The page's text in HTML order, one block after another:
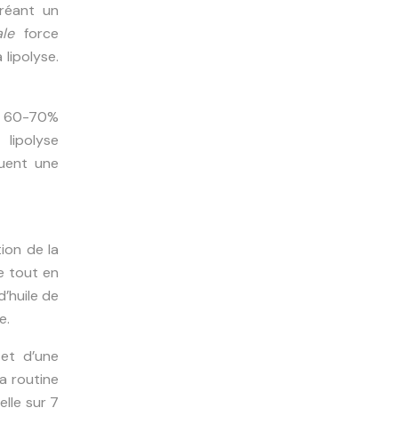
un
force
lipolyse.
60-70%
une
de la
tout en
de
d’une
routine
sur 7